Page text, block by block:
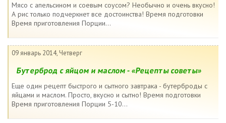
Мясо с апельсином и соевым соусом? Необычно и очень вкусно!
А рис только подчеркнет все достоинства! Время подготовки
Время приготовления Порции...
09 январь 2014, Четверг
Бутерброд с яйцом и маслом - «Рецепты советы»
Еще один рецепт быстрого и сытного завтрака - бутерброды с
яйцами и маслом. Просто, вкусно и сытно! Время подготовки
Время приготовления Порции 5-10...